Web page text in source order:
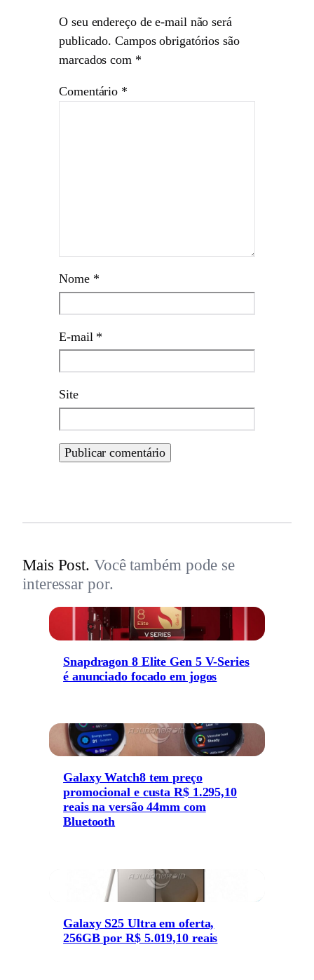
O seu endereço de e-mail não será
publicado. Campos obrigatórios são
marcados com *
Comentário *
Nome *
E-mail *
Site
Mais Post. Você também pode se
interessar por.
Snapdragon 8 Elite Gen 5 V-Series
é anunciado focado em jogos
Galaxy Watch8 tem preço
promocional e custa R$ 1.295,10
reais na versão 44mm com
Bluetooth
Galaxy S25 Ultra em oferta,
256GB por R$ 5.019,10 reais